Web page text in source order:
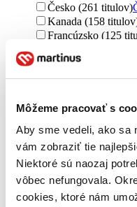
Môžeme pracovať s
Aby sme vedeli, ako sa
vám zobraziť tie
Niektoré sú naozaj
vôbec nefungovala.
cookies, ktoré nám
Česko (261 titulov)
Kanada (158
Francúzsko (125
Austrália (70 titulov)
Rusko (46 titulov)
Poľsko (19 titulov)
Írsko (15 titulov)
Južná Kórea (15
Peru (15 titulov)
Taliansko (14 titulov)
severský (11 titulov)
Filipíny (11 titulov)